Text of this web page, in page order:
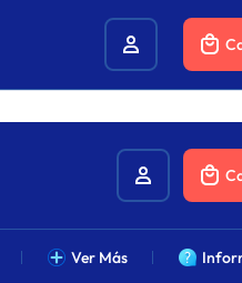
Ver Más